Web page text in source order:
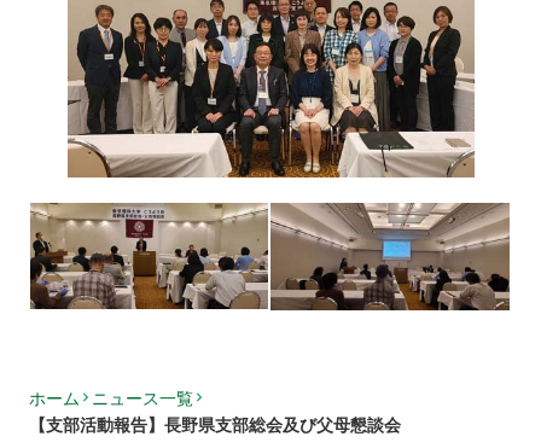
ホーム ニュース一覧
【支部活動報告】長野県支部総会及び父母懇談会